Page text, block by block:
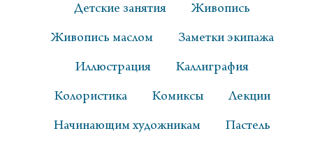
Детские занятия Живопись
Живопись маслом Заметки экипажа
Иллюстрация Каллиграфия
Колористика Комиксы Лекции
Начинающим художникам Пастель